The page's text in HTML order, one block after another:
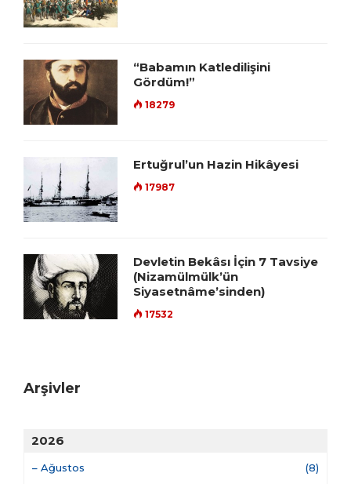
“Babamın Katledilişini
Gördüm!”
18279
Ertuğrul’un Hazin Hikâyesi
17987
Devletin Bekâsı İçin 7 Tavsiye
(Nizamülmülk’ün
Siyasetnâme’sinden)
17532
Arşivler
2026
– Ağustos (8)